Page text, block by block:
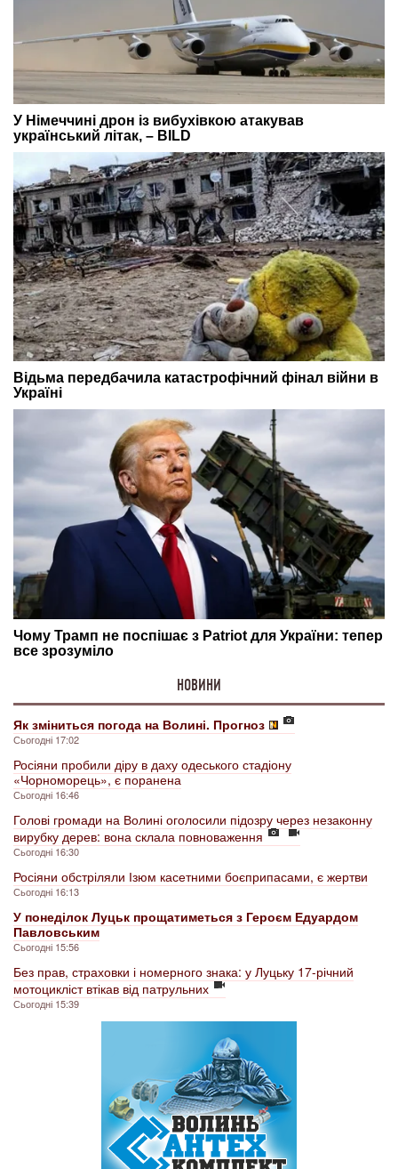
НОВИНИ
Як зміниться погода на Волині. Прогноз
Сьогодні 17:02
Росіяни пробили діру в даху одеського стадіону
«Чорноморець», є поранена
Сьогодні 16:46
Голові громади на Волині оголосили підозру через незаконну
вирубку дерев: вона склала повноваження
Сьогодні 16:30
Росіяни обстріляли Ізюм касетними боєприпасами, є жертви
Сьогодні 16:13
У понеділок Луцьк прощатиметься з Героєм Едуардом
Павловським
Сьогодні 15:56
Без прав, страховки і номерного знака: у Луцьку 17-річний
мотоцикліст втікав від патрульних
Сьогодні 15:39